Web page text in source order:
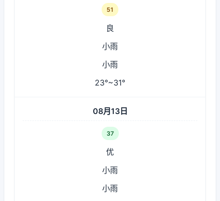
51
良
小雨
小雨
23°~31°
08月13日
37
优
小雨
小雨